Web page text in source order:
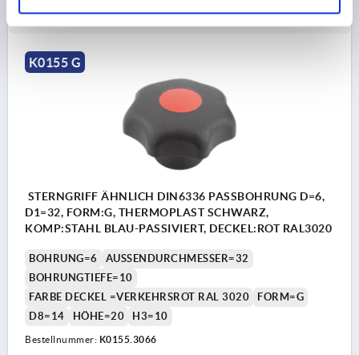
zzgl. Versandkosten
K0155 G
STERNGRIFF ÄHNLICH DIN6336 PASSBOHRUNG D=6,
D1=32, FORM:G, THERMOPLAST SCHWARZ,
KOMP:STAHL BLAU-PASSIVIERT, DECKEL:ROT RAL3020
BOHRUNG=6
AUSSENDURCHMESSER=32
BOHRUNGTIEFE=10
FARBE DECKEL =VERKEHRSROT RAL 3020
FORM=G
D8=14
HÖHE=20 H3=10
Bestellnummer: K0155.3066